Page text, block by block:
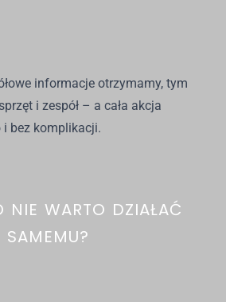
informacje otrzymamy, tym
i zespół – a cała akcja
i bez komplikacji.
NIE WARTO DZIAŁAĆ
SAMEMU?